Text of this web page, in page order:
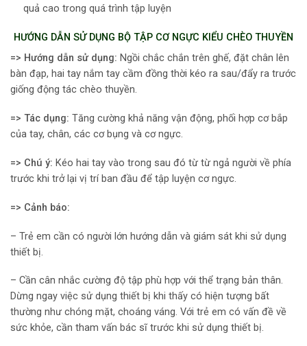
quả cao trong quá trình tập luyện
HƯỚNG DẪN SỬ DỤNG BỘ TẬP CƠ NGỰC KIỂU CHÈO THUYỀN
=> Hướng dẫn sử dụng: Ngồi chắc chắn trên ghế, đặt chân lên
bàn đạp, hai tay nắm tay cầm đồng thời kéo ra sau/đẩy ra trước
giống động tác chèo thuyền.
=> Tác dụng: Tăng cường khả năng vận động, phối hợp cơ bắp
của tay, chân, các cơ bụng và cơ ngực.
=> Chú ý: Kéo hai tay vào trong sau đó từ từ ngả người về phía
trước khi trở lại vị trí ban đầu để tập luyện cơ ngực.
=> Cảnh báo:
– Trẻ em cần có người lớn hướng dẫn và giám sát khi sử dụng
thiết bị.
– Cần cân nhắc cường độ tập phù hợp với thể trạng bản thân.
Dừng ngay việc sử dụng thiết bị khi thấy có hiện tượng bất
thường như chóng mặt, choáng váng. Với trẻ em có vấn đề về
sức khỏe, cần tham vấn bác sĩ trước khi sử dụng thiết bị.